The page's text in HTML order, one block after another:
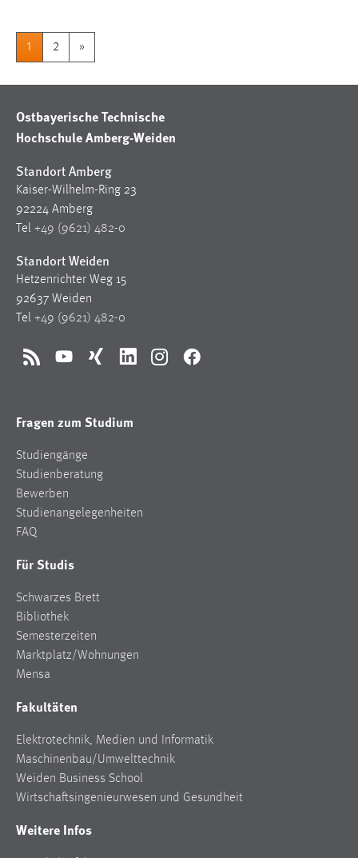
1 2 »
Ostbayerische Technische
Hochschule Amberg-Weiden
Standort Amberg
Kaiser-Wilhelm-Ring 23
92224 Amberg
Tel +49 (9621) 482-0
Standort Weiden
Hetzenrichter Weg 15
92637 Weiden
Tel +49 (9621) 482-0
RSS YouTubeXing LinkedInInstagramFacebook
Fragen zum Studium
Studiengänge
Studienberatung
Bewerben
Studienangelegenheiten
FAQ
Für Studis
Schwarzes Brett
Bibliothek
Semesterzeiten
Marktplatz/Wohnungen
Mensa
Fakultäten
Elektrotechnik, Medien und Informatik
Maschinenbau/Umwelttechnik
Weiden Business School
Wirtschaftsingenieurwesen und Gesundheit
Weitere Infos